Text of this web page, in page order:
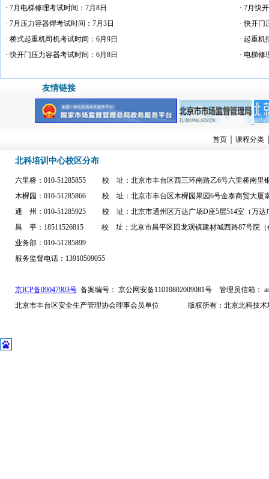
· 7月电梯修理考试时间：7月8日
· 7月快
· 7月压力容器焊考试时间：7月3日
· 快开门
· 桥式起重机司机考试时间：6月9日
· 起重机
· 快开门压力容器考试时间：6月8日
· 电梯修
友情链接
首页 课程分类
北科培训中心校区分布
六里桥：010-51285855 校 址：北京市丰台区西三环南路乙6号六里桥南里
木樨园：010-51285866 校 址：北京市丰台区木樨园果园6号金泰商贸大厦
通 州：010-51285925 校 址：北京市通州区万达广场D座5层514室（万达
昌 平：18511526815 校 址：北京市昌平区回龙观镇建材城西路87号院（
业务部：010-51285899
服务监督电话：13910509055
京ICP备09047903号 备案编号： 京公网安备11010802009081号 管理员信箱：
北京市丰台区安全生产管理协会理事会员单位 版权所有：北京北科技术培